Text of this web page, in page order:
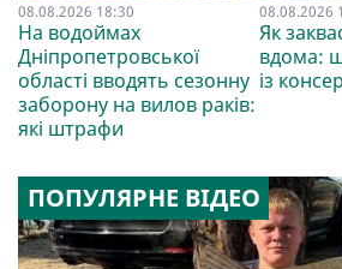
08.08.2026 18:30
На водоймах
Дніпропетровської
області вводять сезонну
заборону на вилов раків:
які штрафи
08.08.2026
Як
вдома:
із
ПОПУЛЯРНЕ ВІДЕО